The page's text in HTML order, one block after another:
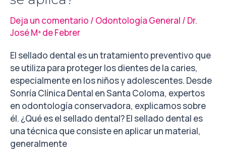
Deja un comentario / Odontología General / Dr.
José Mª de Febrer
El sellado dental es un tratamiento preventivo que
se utiliza para proteger los dientes de la caries,
especialmente en los niños y adolescentes. Desde
Sonría Clínica Dental en Santa Coloma, expertos
en odontología conservadora, explicamos sobre
él. ¿Qué es el sellado dental? El sellado dental es
una técnica que consiste en aplicar un material,
generalmente